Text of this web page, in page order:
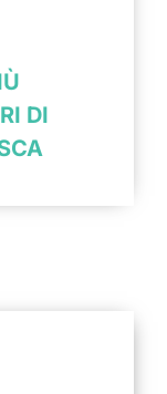
DI